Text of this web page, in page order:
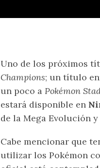
Uno de los próximos
Champions; un título
un poco a Pokémon
estará disponible en
de la Mega Evolución
Cabe mencionar que
utilizar los Pokémon